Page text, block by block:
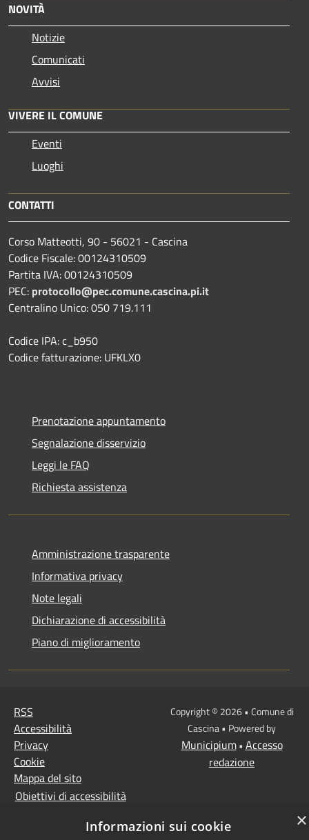
NOVITÀ
Notizie
Comunicati
Avvisi
VIVERE IL COMUNE
Eventi
Luoghi
CONTATTI
Corso Matteotti, 90 - 56021 - Cascina
Codice Fiscale: 00124310509
Partita IVA: 00124310509
PEC: protocollo@pec.comune.cascina.pi.it
Centralino Unico: 050 719.111
Codice IPA: c_b950
Codice fatturazione: UFKLX0
Prenotazione appuntamento
Segnalazione disservizio
Leggi le FAQ
Richiesta assistenza
Amministrazione trasparente
Informativa privacy
Note legali
Dichiarazione di accessibilità
Piano di miglioramento
RSS
Accessibilità
Privacy
Cookie
Mappa del sito
Obiettivi di accessibilità
Copyright © 2026 • Comune di
Cascina • Powered by
Municipium• Accesso
redazione
×
Informazioni sui cookie